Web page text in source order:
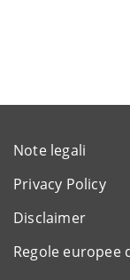
Note legali
Privacy Policy
Disclaimer
Regole europee